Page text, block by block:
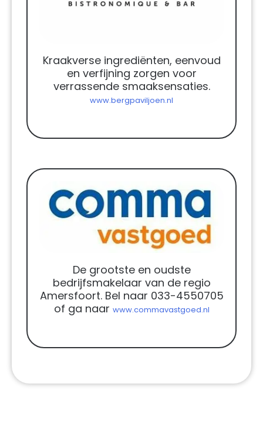
Kraakverse ingrediënten, eenvoud
en verfijning zorgen voor
verrassende smaaksensaties.
www.bergpaviljoen.nl
De grootste en oudste
bedrijfsmakelaar van de regio
Amersfoort. Bel naar 033-4550705
of ga naar www.commavastgoed.nl